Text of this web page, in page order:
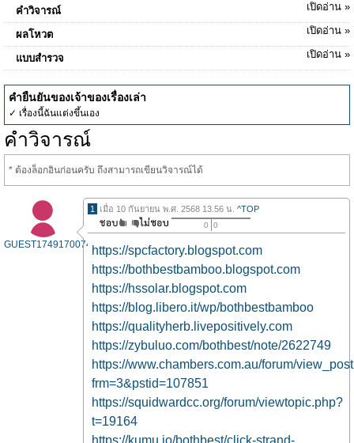
คำวิจารณ์
เปิดอ่าน »
ผลโหวต เปิดอ่าน »
แบบสำรวจ เปิดอ่าน »
คำยืนยันของเจ้าของเรื่องเล่า
✓ เรื่องนี้ฉันแต่งขึ้นเอง
คำวิจารณ์
* ต้องล็อกอินก่อนครับ ถึงสามารถเขียนวิจารณ์ได้
GUEST1749170074
1 เมื่อ 10 กันยายน พ.ศ. 2568 13.56 น. ^TOP
0 0
https://spcfactory.blogspot.com
https://bothbestbamboo.blogspot.com
https://hssolar.blogspot.com
https://blog.libero.it/wp/bothbestbamboo
https://qualityherb.livepositively.com
https://zybuluo.com/bothbest/note/2622749
https://www.chambers.com.au/forum/
frm=3&pstid=107851
https://squidwardcc.org/forum/viewtopic.php?
t=19164
https://kumu.io/bothbest/click-strand-